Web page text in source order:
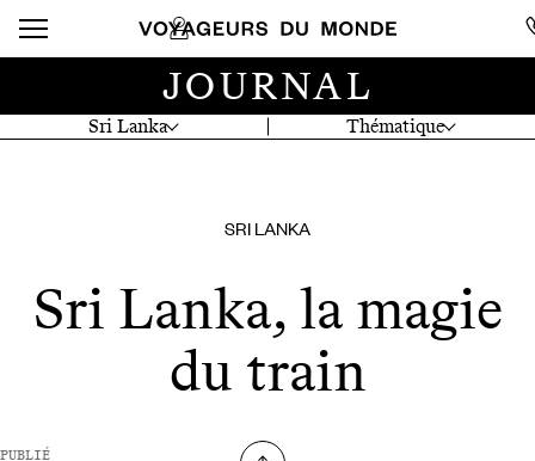
Sri Lanka Thématique
JOURNAL
SRI LANKA
Sri Lanka, la magie
du train
PUBLIÉ